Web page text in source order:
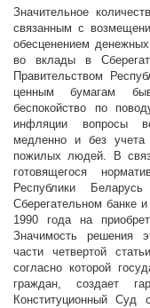
Значительное
связанным с
обесценением
во вклады в
Правительством
ценным бумагам
беспокойство по
инфляции вопросы
медленно и без учета
пожилых людей. В
готовящегося
Республики
Сберегательном банке
1990 года на
Значимость решения
части четвертой
согласно которой
граждан, создает
Конституционный Суд